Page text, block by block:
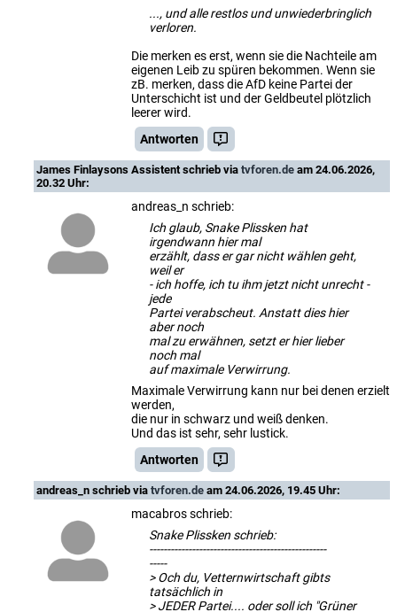
..., und alle restlos und unwiederbringlich
verloren.
Die merken es erst, wenn sie die Nachteile am
eigenen Leib zu spüren bekommen. Wenn sie
zB. merken, dass die AfD keine Partei der
Unterschicht ist und der Geldbeutel plötzlich
leerer wird.
Antworten
James Finlaysons Assistent schrieb via tvforen.de am 24.06.2026,
20.32 Uhr:
andreas_n schrieb:
Ich glaub, Snake Plissken hat
irgendwann hier mal
erzählt, dass er gar nicht wählen geht,
weil er
- ich hoffe, ich tu ihm jetzt nicht unrecht -
jede
Partei verabscheut. Anstatt dies hier
aber noch
mal zu erwähnen, setzt er hier lieber
noch mal
auf maximale Verwirrung.
Maximale Verwirrung kann nur bei denen erzielt
werden,
die nur in schwarz und weiß denken.
Und das ist sehr, sehr lustick.
Antworten
andreas_n schrieb via tvforen.de am 24.06.2026, 19.45 Uhr:
macabros schrieb:
Snake Plissken schrieb:
--------------------------------------------------
-----
> Och du, Vetternwirtschaft gibts
tatsächlich in
> JEDER Partei.... oder soll ich "Grüner